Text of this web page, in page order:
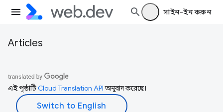
সাইন-ইন করুন
Articles
এই পৃষ্ঠাটিCloud Translation APIঅনুবাদ করেছে।